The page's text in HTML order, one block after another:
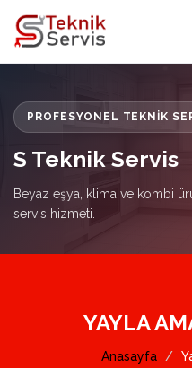
PROFESYONEL TEKNIK
S Teknik Servis
Beyaz eşya, klima ve kombi
servis hizmeti.
YAYLA
Anasayfa